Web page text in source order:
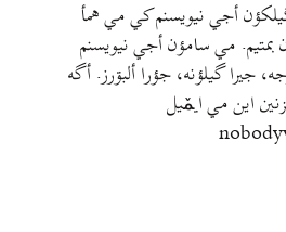
أجي نيويسنم کي مي همأ
بمتيم. مي سامؤن أجي نيويسنم
جيرا گيلؤنه، جؤرا ألبۊرز. أگه
اين مي ايمٚیل‌